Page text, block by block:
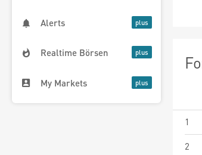
Alerts
Realtime Börsen
My Markets
1
2